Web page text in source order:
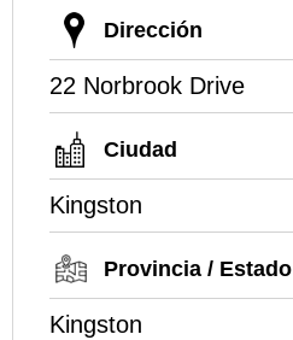
Dirección
22 Norbrook Drive
Ciudad
Kingston
Provincia / Estado
Kingston